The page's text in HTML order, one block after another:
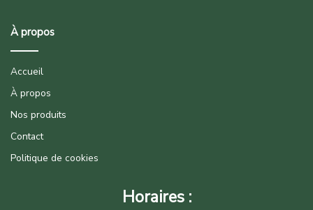
À propos
Accueil
À propos
Nos produits
Contact
Politique de cookies
Horaires :